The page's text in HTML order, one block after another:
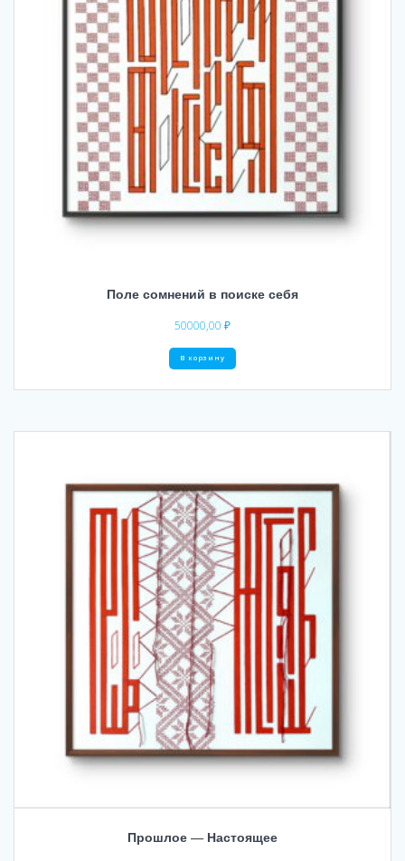
Поле сомнений в поиске себя
50000,00 ₽
В корзину
Прошлое — Настоящее